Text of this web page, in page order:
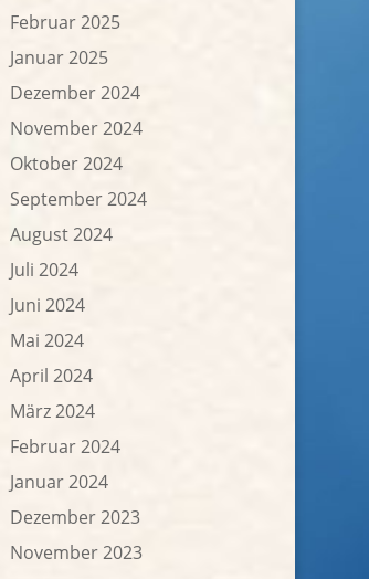
Februar 2025
Januar 2025
Dezember 2024
November 2024
Oktober 2024
September 2024
August 2024
Juli 2024
Juni 2024
Mai 2024
April 2024
März 2024
Februar 2024
Januar 2024
Dezember 2023
November 2023